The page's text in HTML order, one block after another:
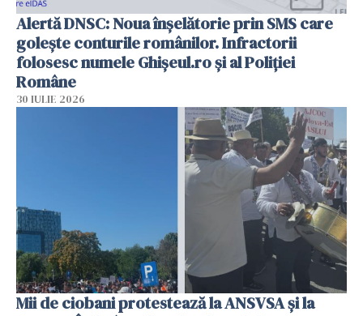
Alertă DNSC: Noua înșelătorie prin SMS care
golește conturile românilor. Infractorii
folosesc numele Ghișeul.ro și al Poliției
Române
30 IULIE 2026
Mii de ciobani protestează la ANSVSA și la